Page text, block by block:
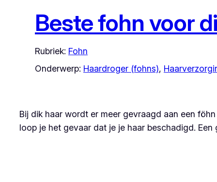
Beste fohn voor
Rubriek: Fohn
Onderwerp: Haardroger (fohns),
Bij dik haar wordt er meer gevraagd aan een
loop je het gevaar dat je je haar beschadigd.